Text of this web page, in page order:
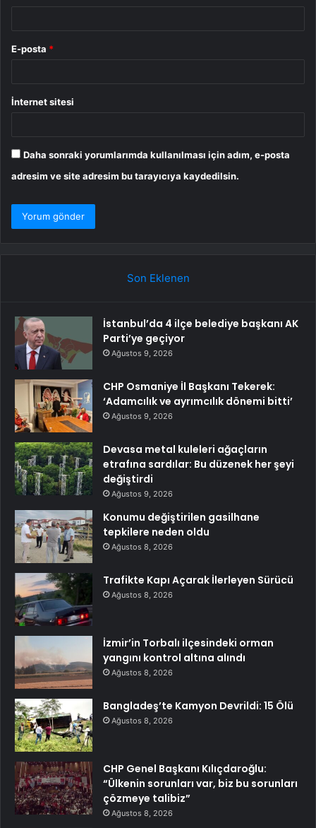
E-posta *
İnternet sitesi
Daha sonraki yorumlarımda kullanılması için adım, e-posta
adresim ve site adresim bu tarayıcıya kaydedilsin.
Son Eklenen
İstanbul’da 4 ilçe belediye başkanı AK
Parti’ye geçiyor
Ağustos 9, 2026
CHP Osmaniye İl Başkanı Tekerek:
‘Adamcılık ve ayrımcılık dönemi bitti’
Ağustos 9, 2026
Devasa metal kuleleri ağaçların
etrafına sardılar: Bu düzenek her şeyi
değiştirdi
Ağustos 9, 2026
Konumu değiştirilen gasilhane
tepkilere neden oldu
Ağustos 8, 2026
Trafikte Kapı Açarak İlerleyen Sürücü
Ağustos 8, 2026
İzmir’in Torbalı ilçesindeki orman
yangını kontrol altına alındı
Ağustos 8, 2026
Bangladeş’te Kamyon Devrildi: 15 Ölü
Ağustos 8, 2026
CHP Genel Başkanı Kılıçdaroğlu:
“Ülkenin sorunları var, biz bu sorunları
çözmeye talibiz”
Ağustos 8, 2026